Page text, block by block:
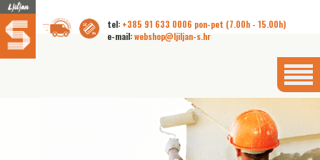
tel: +385 91 633 0006 pon-pet (7.00h - 15.00h)
e-mail:webshop@ljiljan-s.hr